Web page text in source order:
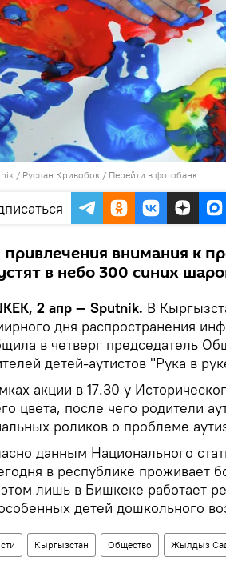
/ Руслан Кривобок / Перейти в фотобанк
внимания к
в небо 300 синих
2 апр — Sputnik. В
дня распространения
в четверг председатель
детей-аутистов "Рука в
акции в 17.30 у
цвета, после чего родители
роликов о проблеме
данным Национального
в республике проживает
лишь в Бишкеке работает
детей дошкольного
Кыргызстан Общество Жылдыз